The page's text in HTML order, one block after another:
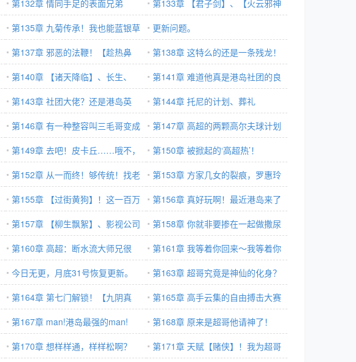
你方家的全家桶
第132章 情同手足的表面兄弟
第133章 【君子剑】、【火云邪神
的修罗面具】
第135章 九菊传承！我也能蓝银草
缠绕了？
更新问题。
第137章 邪恶的法鞭！【趁热鼻
祖】、【自力更生】、【克妻狂魔】
（二）
第138章 这特么的还是一条残龙！
（七千字大章）
第140章 【诸天降临】、长生、
【四两拨千斤】（7200）
第141章 难道他真是港岛社团的良
心？
第143章 社团大佬？还是港岛英
雄？（7200）
第144章 托尼的计划、葬礼
（7200）
第146章 有一种整容叫三毛哥变成
了陈凯哥（7000）
第147章 高超的两颗高尔夫球计划
（7000）
第149章 去吧！皮卡丘……哦不，
美智子！(7300)
第150章 被掀起的‘高超热’！
（7200）
第152章 从一而终！够传统！找老
婆就找这样的！（7000）
第153章 方家几女的裂痕，罗惠玲
的眼泪（7500）
第155章 【过街黄狗】！这一百万
是学费！（7000）
第156章 真好玩啊！最近港岛来了
一伙狠人……（7194）
第157章 【柳生飘絮】、影视公司
（7200）
第158章 你就非要掺在一起做撒尿
牛丸？！（7000）
第160章 高超：断水流大师兄很
强？矮油……让他赢吧！（7595）
第161章 我等着你回来～我等着你
回来～Ｑ组织成立！（7166）
今日无更，月底31号恢复更新。
第163章 超哥究竟是神仙的化身？
还是地狱的使者？见食神！（7200）
第164章 第七门解锁！【九阴真
经】！【降龙十八掌】！(7000)
第165章 高手云集的自由搏击大赛
（7.5k）
第167章 man!港岛最强的man!
（7199）
第168章 原来是超哥他请神了！
(7.3k)
第170章 想样样通，样样松啊？ 第171章 天赋【赌侠】！我为超哥